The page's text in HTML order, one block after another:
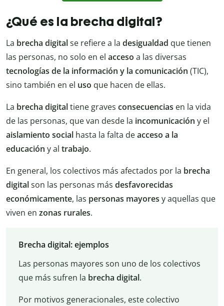
¿Qué es la brecha digital?
La brecha digitalse refiere a la desigualdad que tienen
las personas, no solo en el acceso a las diversas
tecnologías de la información y la comunicación (TIC),
sino también en el uso que hacen de ellas.
La brecha digitaltiene graves consecuencias en la vida
de las personas, que van desde la incomunicación y el
aislamiento social hasta la falta deacceso a la
educación y al trabajo.
En general, los colectivos más afectados por la brecha
digitalson las personas más desfavorecidas
económicamente, las personas mayores y aquellas que
viven en zonas rurales.
Brecha digital: ejemplos
Las personas mayores son uno de los colectivos
que más sufren la brecha digital.
Por motivos generacionales, este colectivo